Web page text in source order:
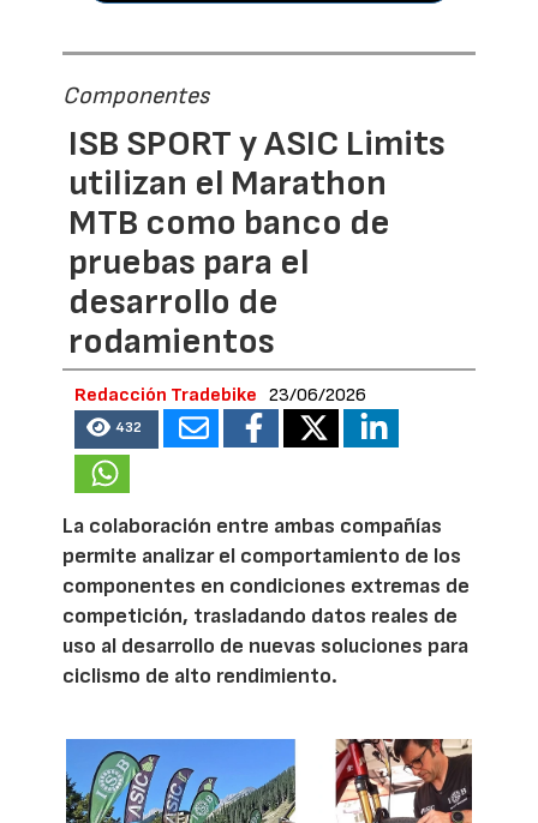
Componentes
ISB SPORT y ASIC Limits
utilizan el Marathon
MTB como banco de
pruebas para el
desarrollo de
rodamientos
Redacción Tradebike 23/06/2026
432
La colaboración entre ambas compañías
permite analizar el comportamiento de los
componentes en condiciones extremas de
competición, trasladando datos reales de
uso al desarrollo de nuevas soluciones para
ciclismo de alto rendimiento.